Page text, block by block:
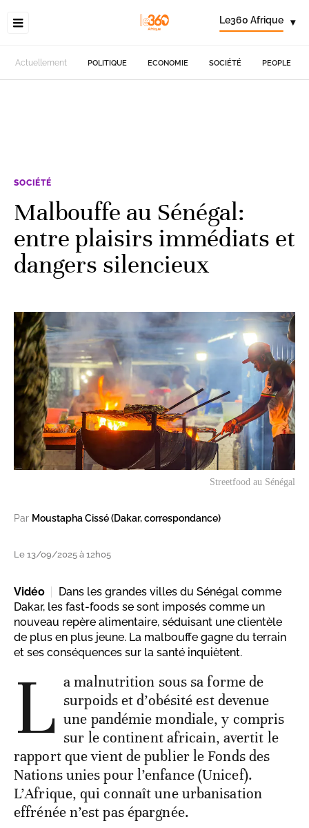
Le360 Afrique ▾
Actuellement POLITIQUE ECONOMIE SOCIÉTÉ PEOPLE
SOCIÉTÉ
Malbouffe au Sénégal:
entre plaisirs immédiats et
dangers silencieux
Streetfood au Sénégal
Par Moustapha Cissé (Dakar, correspondance)
Le 13/09/2025 à 12h05
Vidéo
Dans les grandes villes du Sénégal comme
Dakar, les fast-foods se sont imposés comme un
nouveau repère alimentaire, séduisant une clientèle
de plus en plus jeune. La malbouffe gagne du terrain
et ses conséquences sur la santé inquiètent.
L a malnutrition sous sa forme de
surpoids et d’obésité est devenue
une pandémie mondiale, y compris
sur le continent africain, avertit le
rapport que vient de publier le Fonds des
Nations unies pour l’enfance (Unicef).
L’Afrique, qui connaît une urbanisation
effrénée n’est pas épargnée.